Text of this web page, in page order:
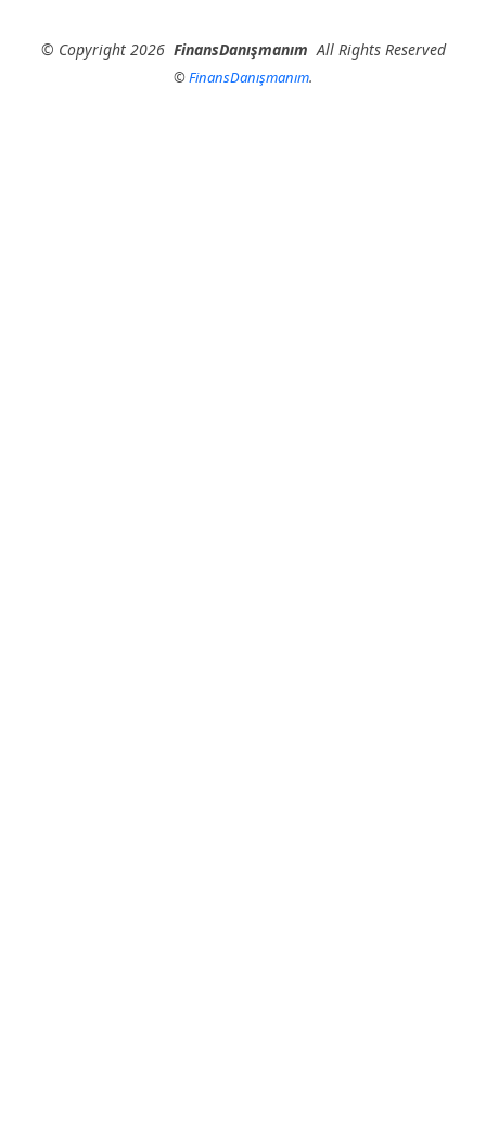
© Copyright2026 FinansDanışmanım All Rights Reserved
©FinansDanışmanım.